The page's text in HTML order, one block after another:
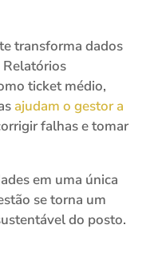
transforma dados
ticket médio,
ajudam o gestor a
falhas e tomar
em uma única
se torna um
do posto.